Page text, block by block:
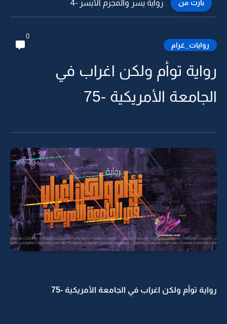
بارت من رواية يسر والمجرم الأيسر -3
روايات_غرام
0
رواية توأم ولكن اغراب في
الجامعة الأمريكية -75
رواية توأم ولكن اغراب في الجامعة الأمريكية -75